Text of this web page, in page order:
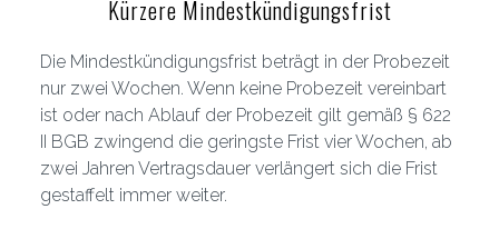
Kürzere Mindestkündigungsfrist
Die Mindestkündigungsfrist beträgt in der Probezeit
nur zwei Wochen. Wenn keine Probezeit vereinbart
ist oder nach Ablauf der Probezeit gilt gemäß § 622
II BGB zwingend die geringste Frist vier Wochen, ab
zwei Jahren Vertragsdauer verlängert sich die Frist
gestaffelt immer weiter.